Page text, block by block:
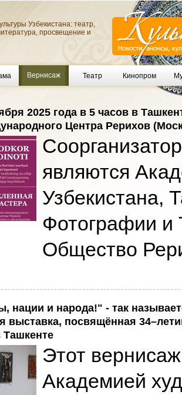
Узбекистана: театр,
просвещение и
Вернисаж Театр Кинопром
2025 года в 5 часов в
Центра Рерихов
являются
Узбекистана,
Фотографии и
Общество
нации и народа!" - так
выставка, посвящённая
Этот
Академией